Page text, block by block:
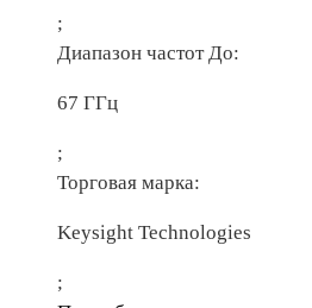
;
Диапазон частот До:
67 ГГц
;
Торговая марка:
Keysight Technologies
;